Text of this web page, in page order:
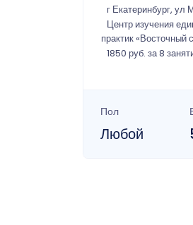
г Екатеринбург, ул
Центр изучения
практик «Восточный
1850 руб. за 8
Пол
Любой